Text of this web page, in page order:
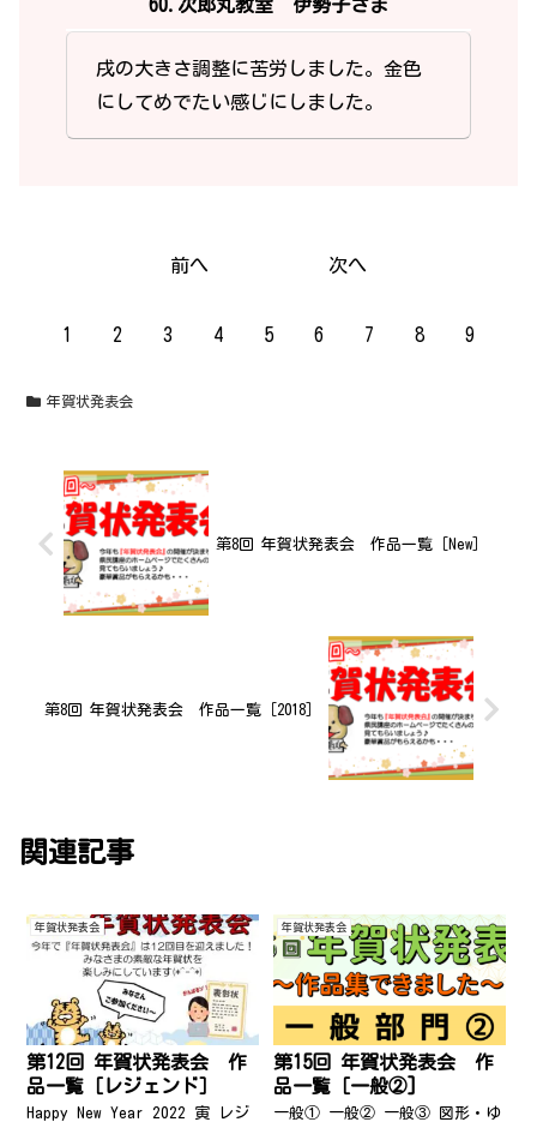
60.次郎丸教室 伊勢子さま
戌の大きさ調整に苦労しました。金色
にしてめでたい感じにしました。
前へ 次へ
1 2 3 4 5 6 7 8 9
年賀状発表会
第8回 年賀状発表会 作品一覧［New］
第8回 年賀状発表会 作品一覧［2018］
関連記事
年賀状発表会
第12回 年賀状発表会 作
品一覧［レジェンド］
Happy New Year 2022 寅 レジ
年賀状発表会
第15回 年賀状発表会 作
品一覧［一般②]
一般① 一般② 一般③ 図形・ゆ